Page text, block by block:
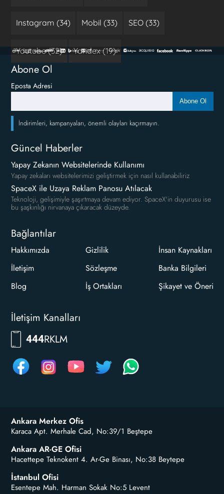
Instagram (34) Mobil (33) SEO (33)
Youtube (32) Yandex (19)
Abone Ol
Eposta Adresi
Abone Ol
İndirimleri, kampanyaları, önemli olayları kaçırmayın.
Güncel Haberler
Yapay Zekanın Websitelerinde Kullanımı
Yapay zekaları websitelerimizi geliştirmek için nasıl kullanabiliriz
SpaceX ile Uzaya Reklam Panosu Atılacak
Teknoloji, gelişimiyle şaşırtmaya devam ediyor. SpaceX'in duyurusu ise
bu şaşkınlığı nirvanaya çıkaracak düzeyde.
Bağlantılar
Hakkımızda
İletişim
Blog
Gizlilik
Sözleşme
İş Ortakları
İnsan Kaynakları
Banka Bilgileri
Şikayet ve Öneri
İletişim Kanalları
444RKLM
Ankara Merkez Ofis
Karaca Apt. Merhale Cad, No:39/1 Beştepe
Ankara AR-GE Ofisi
Hacettepe Teknokent 4. Ar-Ge Binası, No:38 Beytepe
İstanbul Ofisi
Esentepe Mah. Harman Sokak No:5 Levent